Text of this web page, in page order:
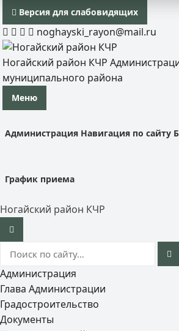
Версия для слабовидящих
noghayski_rayon@mail.ru
Ногайский район КЧР
муниципального района
Меню
Администрация Навигация по сайту
График приема
Ногайский район КЧР
Администрация
Глава Администрации
Градостроительство
Документы